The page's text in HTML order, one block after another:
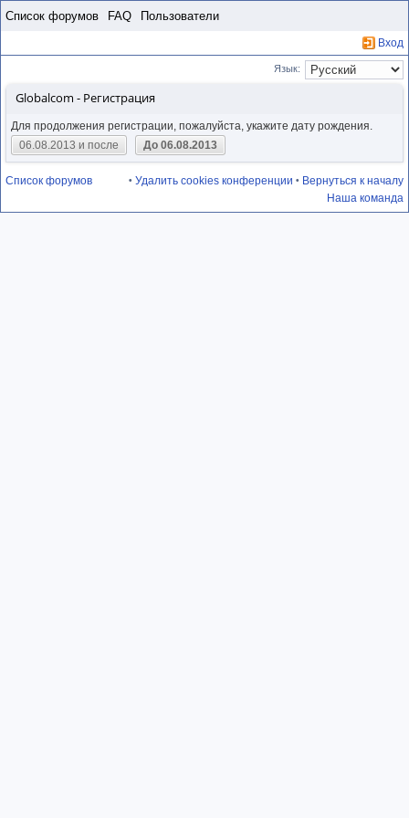
Список форумов FAQ Пользователи
Вход
Язык:
Globalcom - Регистрация
Для продолжения регистрации, пожалуйста, укажите дату рождения.
06.08.2013 и после
До 06.08.2013
Список форумов • Вернуться к началу
• Удалить cookies конференции
Наша команда